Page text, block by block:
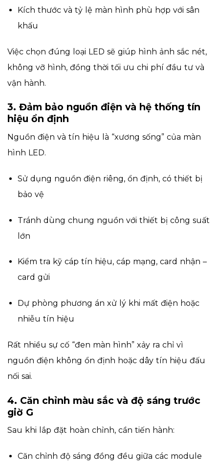
Kích thước và tỷ lệ màn hình phù hợp với sân
khấu
Việc chọn đúng loại LED sẽ giúp hình ảnh sắc nét,
không vỡ hình, đồng thời tối ưu chi phí đầu tư và
vận hành.
3. Đảm bảo nguồn điện và hệ thống tín
hiệu ổn định
Nguồn điện và tín hiệu là “xương sống” của màn
hình LED.
Sử dụng nguồn điện riêng, ổn định, có thiết bị
bảo vệ
Tránh dùng chung nguồn với thiết bị công suất
lớn
Kiểm tra kỹ cáp tín hiệu, cáp mạng, card nhận –
card gửi
Dự phòng phương án xử lý khi mất điện hoặc
nhiễu tín hiệu
Rất nhiều sự cố “đen màn hình” xảy ra chỉ vì
nguồn điện không ổn định hoặc dây tín hiệu đấu
nối sai.
4. Căn chỉnh màu sắc và độ sáng trước
giờ G
Sau khi lắp đặt hoàn chỉnh, cần tiến hành:
Căn chỉnh độ sáng đồng đều giữa các module